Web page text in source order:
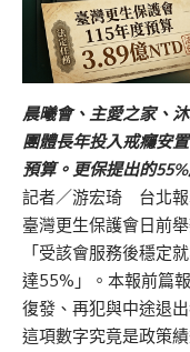
晨曦會、主愛之家、
團體長年投入戒癮安
預算。更保提出的
記者／游宏琦 台北
臺灣更生保護會日前
「受該會服務後穩定
達55%」。本報前篇
復發、再犯與中途退
這項數字究竟是政策